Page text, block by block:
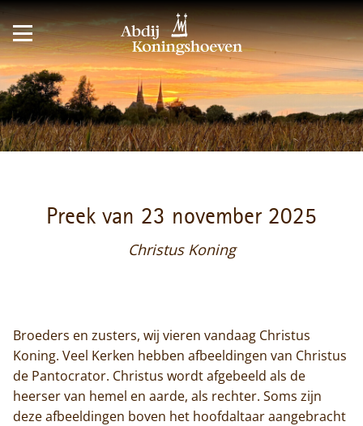
Preek van 23 november 2025
Christus Koning
Broeders en zusters, wij vieren vandaag Christus
Koning. Veel Kerken hebben afbeeldingen van Christus
de Pantocrator. Christus wordt afgebeeld als de
heerser van hemel en aarde, als rechter. Soms zijn
deze afbeeldingen boven het hoofdaltaar aangebracht